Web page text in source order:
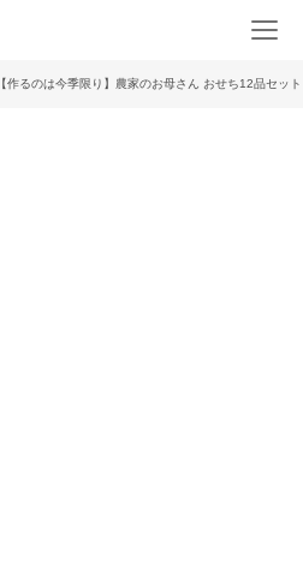
【作るのは今季限り】農家のお母さん おせち12品セッ